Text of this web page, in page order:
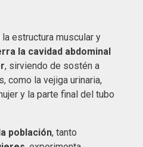
estructura muscular y
la cavidad abdominal
, sirviendo de sostén a
como la vejiga urinaria,
y la parte final del tubo
población, tanto